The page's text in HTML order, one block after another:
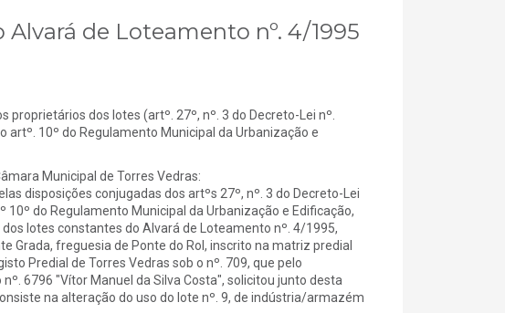
Alvará de Loteamento nº. 4/1995
proprietários dos lotes (artº. 27º, nº. 3 do Decreto-Lei nº.
10º do Regulamento Municipal da Urbanização e
Municipal de Torres Vedras:
disposições conjugadas dos artºs 27º, nº. 3 do Decreto-Lei
do Regulamento Municipal da Urbanização e Edificação,
lotes constantes do Alvará de Loteamento nº. 4/1995,
Grada, freguesia de Ponte do Rol, inscrito na matriz predial
Predial de Torres Vedras sob o nº. 709, que pelo
6796 "Vítor Manuel da Silva Costa", solicitou junto desta
na alteração do uso do lote nº. 9, de indústria/armazém